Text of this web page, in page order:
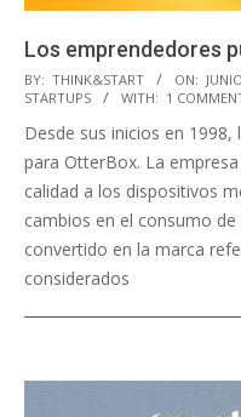
Los emprendedores
2014-
06-
20
BY: THINK&START ON:
STARTUPS
WITH: 1
Desde sus inicios en
para OtterBox. La
calidad a los dispositivos
cambios en el consumo de
convertido en la marca
considerados